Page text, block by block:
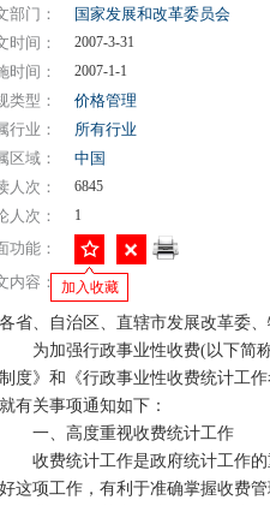
部门：
国家发展和改革委员会
时间：
2007-3-31
时间： 2007-1-1
类型：
价格管理
行业：
所有行业
区域：
中国
人次：
6845
人次： 1
功能：
加入收藏
内容：
各省、自治区、直辖市发展改革委、
为加强行政事业性收费(以下简称
制度》和《行政事业性收费统计工
就有关事项通知如下：
一、高度重视收费统计工作
收费统计工作是政府统计工作的
好这项工作，有利于准确掌握收费